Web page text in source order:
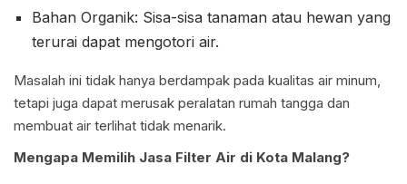
Bahan Organik: Sisa-sisa tanaman atau hewan yang
terurai dapat mengotori air.
Masalah ini tidak hanya berdampak pada kualitas air minum,
tetapi juga dapat merusak peralatan rumah tangga dan
membuat air terlihat tidak menarik.
Mengapa Memilih Jasa Filter Air di Kota Malang?